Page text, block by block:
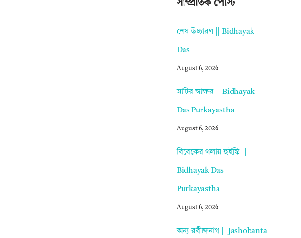
সাম্প্রতিক পোস্ট
শেষ উচ্চারণ || Bidhayak
Das
August 6, 2026
মাটির স্বাক্ষর || Bidhayak
Das Purkayastha
August 6, 2026
বিবেকের গলায় হুইস্কি ||
Bidhayak Das
Purkayastha
August 6, 2026
অন্য রবীন্দ্রনাথ || Jashobanta